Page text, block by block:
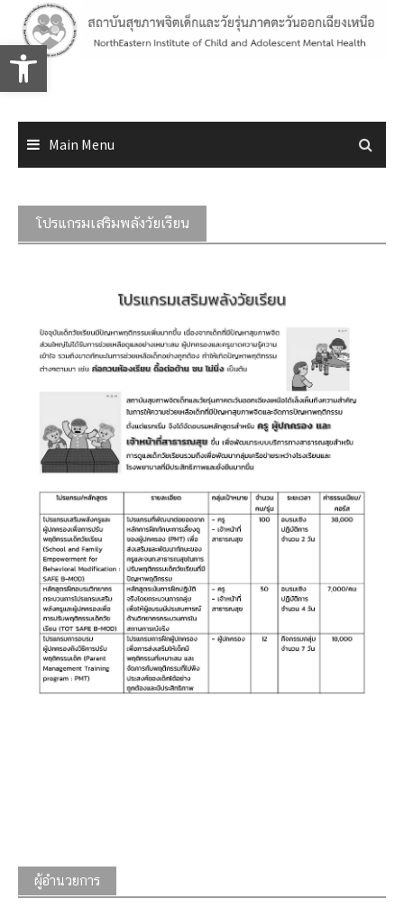
Open toolbar
content
Main Menu
โปรแกรมเสริมพลังวัยเรียน
ผู้อำนวยการ